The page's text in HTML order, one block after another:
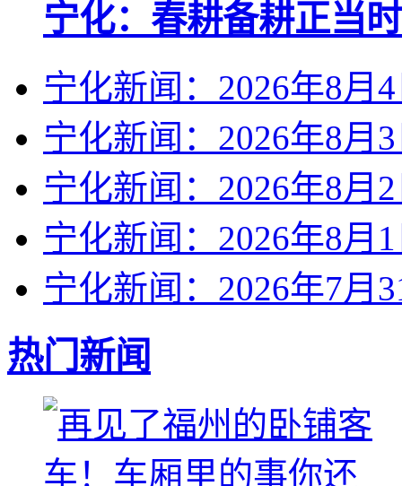
宁化：春耕备耕正当
宁化新闻：2026年8月
宁化新闻：2026年8月
宁化新闻：2026年8月
宁化新闻：2026年8月
宁化新闻：2026年7月
热门新闻